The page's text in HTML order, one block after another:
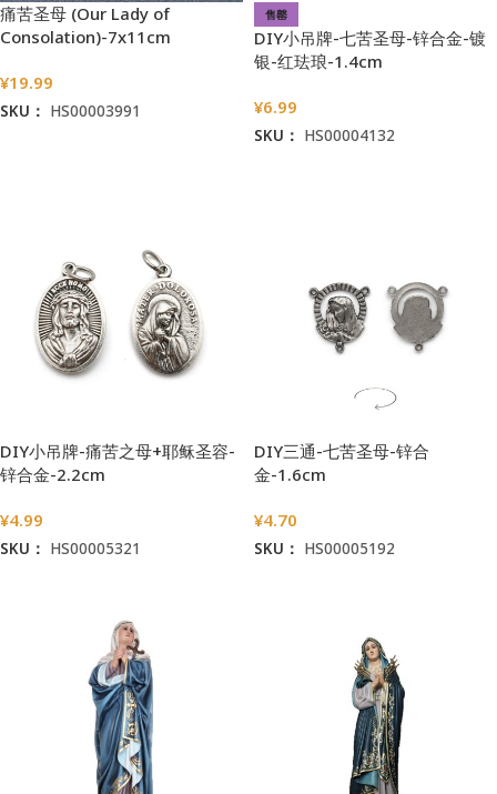
痛苦圣母 (Our Lady of
Consolation)-7x11cm
¥19.99
SKU： HS00003991
售罄
DIY小吊牌-七苦圣母-锌合金-镀
银-红珐琅-1.4cm
¥6.99
SKU： HS00004132
DIY小吊牌-痛苦之母+耶稣圣容-
锌合金-2.2cm
¥4.99
SKU： HS00005321
DIY三通-七苦圣母-锌合
金-1.6cm
¥4.70
SKU： HS00005192